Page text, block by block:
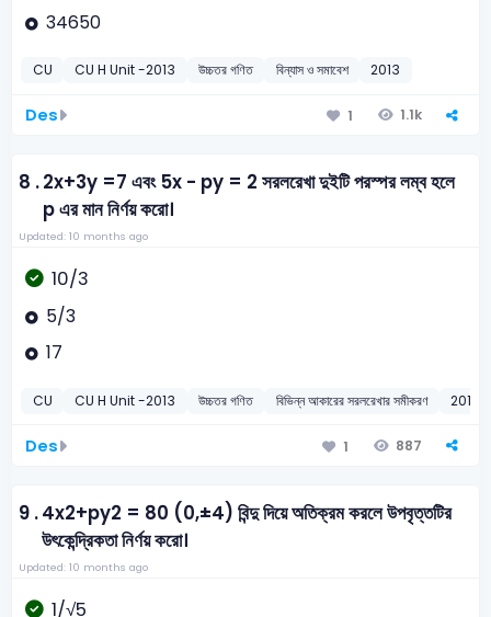
34650
CU CU H Unit -2013 উচ্চতর গণিত বিন্যাস ও সমাবেশ 2013
Des 1 1.1k
8 .2x+3y =7 এবং 5x - py = 2 সরলরেখা দুইটি পরস্পর লম্ব হলে
p এর মান নির্ণয় করো।
Updated: 10 months ago
10/3
5/3
17
CU CU H Unit -2013 উচ্চতর গণিত বিভিন্ন আকারের সরলরেখার সমীকরণ 2013
Des 1 887
9 .4x2+py2 = 80 (0,±4) বিন্দু দিয়ে অতিক্রম করলে উপবৃত্তটির
উৎকেন্দ্রিকতা নির্ণয় করো।
Updated: 10 months ago
1/√5